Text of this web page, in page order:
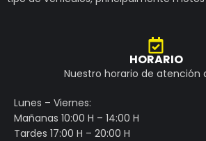
HORARIO
Nuestro horario de atención
Lunes – Viernes:
Mañanas 10:00 H – 14:00 H
Tardes 17:00 H – 20:00 H